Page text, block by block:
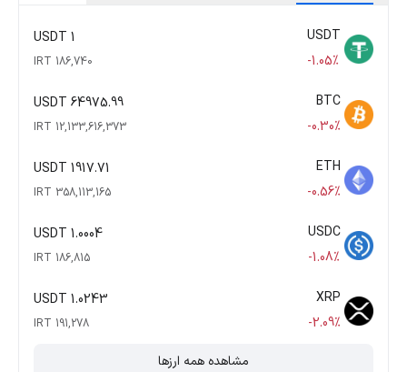
USDT
-1.05%
1 USDT
186,740 IRT
BTC
-0.30%
64975.99 USDT
12,133,616,373 IRT
ETH
-0.56%
1917.71 USDT
358,113,165 IRT
USDC
-1.08%
1.0004 USDT
186,815 IRT
XRP
-2.09%
1.0243 USDT
191,278 IRT
مشاهده همه ارزها